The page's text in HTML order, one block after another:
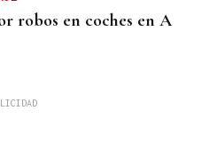
robos en coches en A